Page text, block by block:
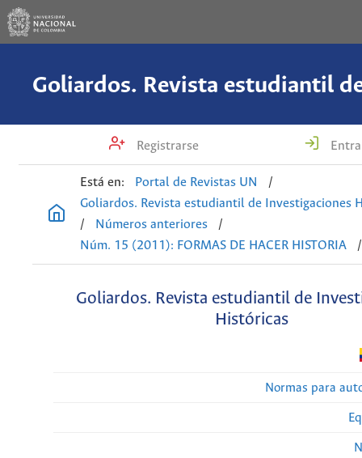
Registrarse
Está en: Portal de Revistas UN
/
Goliardos. Revista estudiantil de Investigaciones
/
Números anteriores
/
Núm. 15 (2011): FORMAS DE HACER HISTORIA
/
Goliardos. Revista estudiantil de
Históricas
Normas para